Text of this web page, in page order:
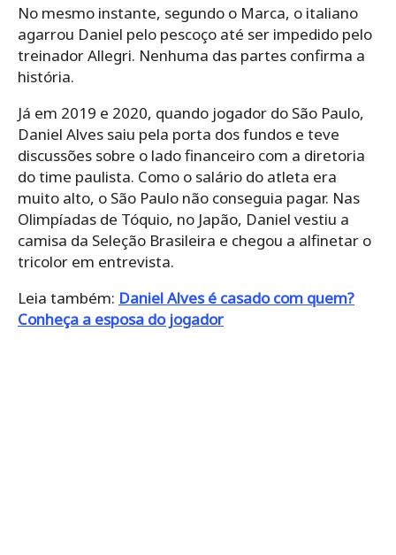
No mesmo instante, segundo o Marca, o italiano
agarrou Daniel pelo pescoço até ser impedido pelo
treinador Allegri. Nenhuma das partes confirma a
história.
Já em 2019 e 2020, quando jogador do São Paulo,
Daniel Alves saiu pela porta dos fundos e teve
discussões sobre o lado financeiro com a diretoria
do time paulista. Como o salário do atleta era
muito alto, o São Paulo não conseguia pagar. Nas
Olimpíadas de Tóquio, no Japão, Daniel vestiu a
camisa da Seleção Brasileira e chegou a alfinetar o
tricolor em entrevista.
Leia também: Daniel Alves é casado com quem?
Conheça a esposa do jogador